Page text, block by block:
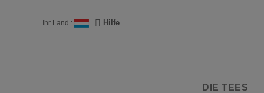
InhaltIhr Land : Sprache Hilfe
DIE TEES